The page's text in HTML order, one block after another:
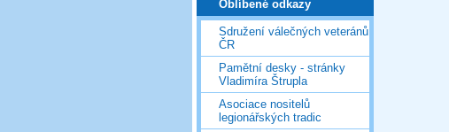
Oblíbené odkazy
Sdružení válečných veteránů
ČR
Pamětní desky - stránky
Vladimíra Štrupla
Asociace nositelů
legionářských tradic